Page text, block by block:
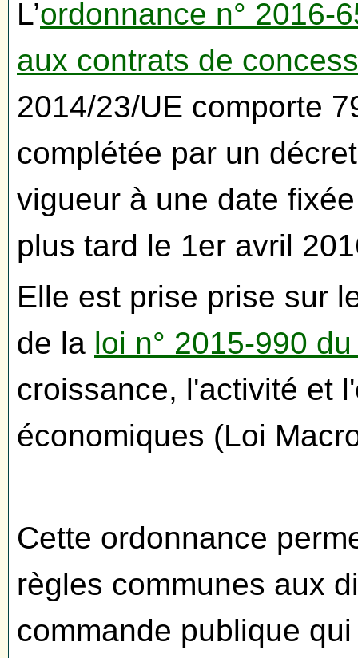
L’ordonnance n° 2016-
aux contrats de
2014/23/UE comporte
complétée par un
vigueur à une date
plus tard le 1er avril
Elle est prise prise sur
de la loi n° 2015-990
croissance, l'activité et
économiques (Loi
Cette ordonnance
règles communes aux
commande publique